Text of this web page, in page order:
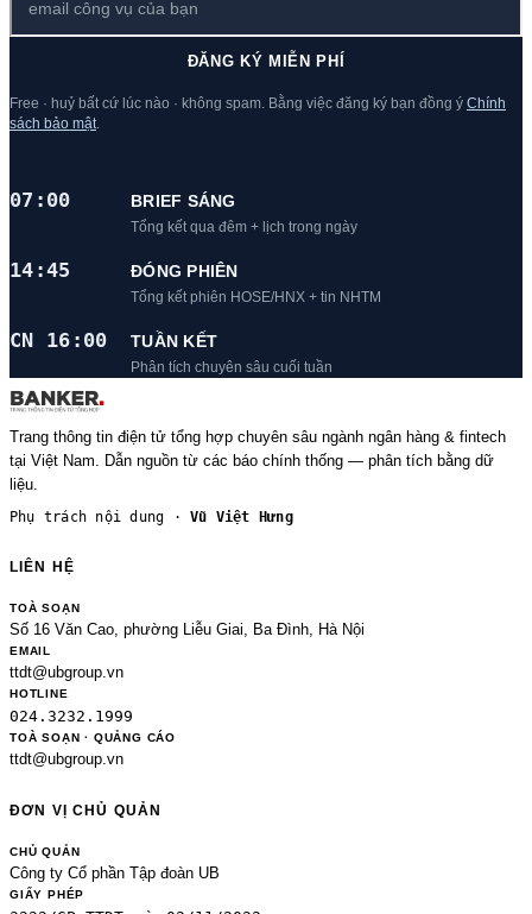
ĐĂNG KÝ MIỄN PHÍ
Free · huỷ bất cứ lúc nào · không spam. Bằng việc đăng ký bạn đồng ý Chính
sách bảo mật
07:00 BRIEF SÁNG
Tổng kết qua đêm + lịch trong ngày
14:45 ĐÓNG PHIÊN
Tổng kết phiên HOSE/HNX + tin NHTM
CN 16:00 TUẦN KẾT
Phân tích chuyên sâu cuối tuần
Trang thông tin điện tử tổng hợp chuyên sâu ngành ngân hàng & fintech
tại Việt Nam. Dẫn nguồn từ các báo chính thống — phân tích bằng dữ
liệu.
Phụ trách nội dung ·Vũ Việt Hưng
LIÊN HỆ
TOÀ SOẠN
Số 16 Văn Cao, phường Liễu Giai, Ba Đình, Hà Nội
EMAIL
ttdt@ubgroup.vn
HOTLINE
024.3232.1999
TOÀ SOẠN · QUẢNG CÁO
ttdt@ubgroup.vn
ĐƠN VỊ CHỦ QUẢN
CHỦ QUẢN
Công ty Cổ phần Tập đoàn UB
GIẤY PHÉP